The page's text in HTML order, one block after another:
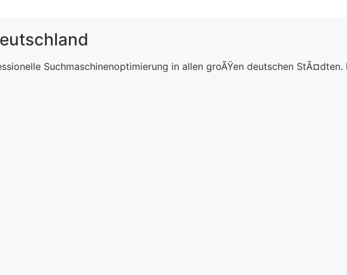
Suchmaschinenoptimierung in allen groÃŸen deutschen StÃ¤dten.